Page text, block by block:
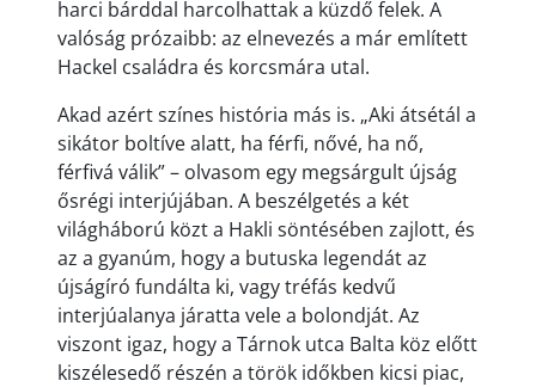
harci bárddal harcolhattak a küzdő felek. A
valóság prózaibb: az elnevezés a már említett
Hackel családra és korcsmára utal.
Akad azért színes história más is. „Aki átsétál a
sikátor boltíve alatt, ha férfi, nővé, ha nő,
férfivá válik” – olvasom egy megsárgult újság
ősrégi interjújában. A beszélgetés a két
világháború közt a Hakli söntésében zajlott, és
az a gyanúm, hogy a butuska legendát az
újságíró fundálta ki, vagy tréfás kedvű
interjúalanya járatta vele a bolondját. Az
viszont igaz, hogy a Tárnok utca Balta köz előtt
kiszélesedő részén a török időkben kicsi piac,